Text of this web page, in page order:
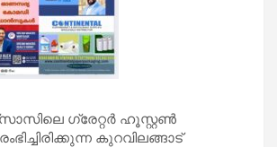
ഗ്രേറ്റർ ഹൂസ്റ്റൺ
കുറവിലങ്ങാട്